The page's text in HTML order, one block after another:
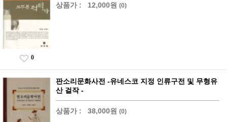
상품가 : 12,000원 (0)
0
판소리문화사전 -유네스코 지정 인류구전 및 무형유
산 걸작 -
상품가 : 38,000원 (0)